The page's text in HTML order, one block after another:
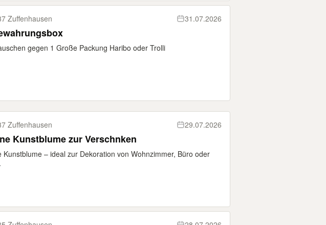
Zuffenhausen 31.07.2026
gegen 1 Große Packung Haribo oder Trolli
Zuffenhausen 29.07.2026
Kunstblume zur Verschnken
Kunstblume – ideal zur Dekoration von Wohnzimmer, Büro oder